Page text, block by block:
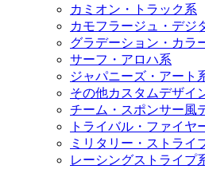
カミオン・トラック系
カモフラージュ・デジ
グラデーション・カラ
サーフ・アロハ系
ジャパニーズ・アート
その他カスタムデザイ
チーム・スポンサー風
トライバル・ファイヤ
ミリタリー・ストライ
レーシングストライプ